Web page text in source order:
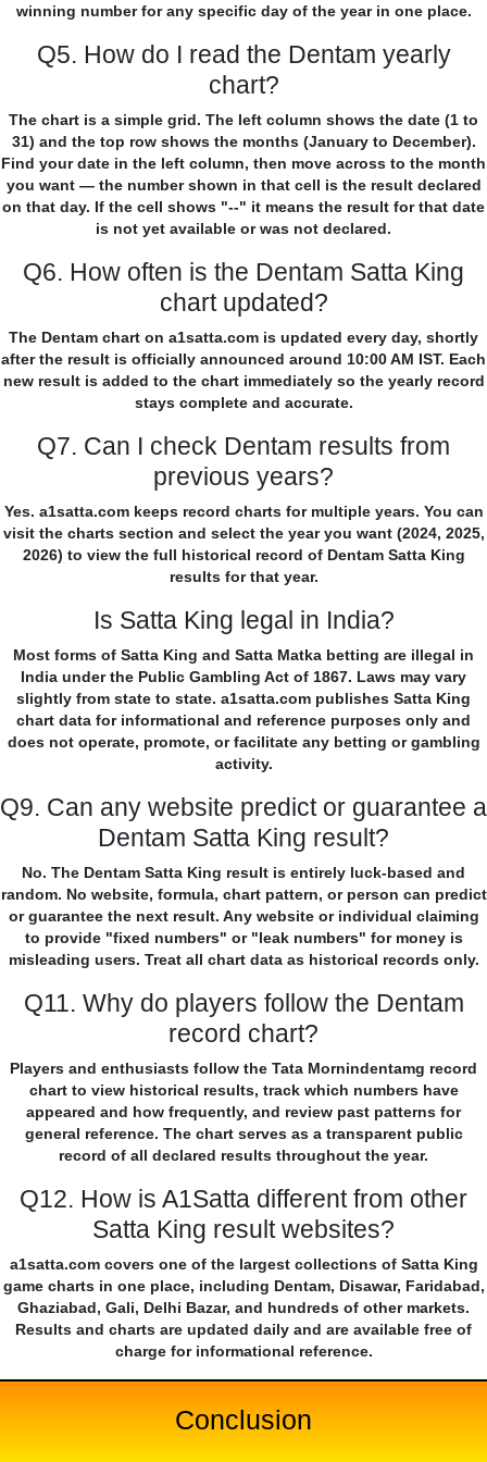
winning number for any specific day of the year in one place.
Q5. How do I read the Dentam yearly
chart?
The chart is a simple grid. The left column shows the date (1 to
31) and the top row shows the months (January to December).
Find your date in the left column, then move across to the month
you want — the number shown in that cell is the result declared
on that day. If the cell shows "--" it means the result for that date
is not yet available or was not declared.
Q6. How often is the Dentam Satta King
chart updated?
The Dentam chart on a1satta.com is updated every day, shortly
after the result is officially announced around 10:00 AM IST. Each
new result is added to the chart immediately so the yearly record
stays complete and accurate.
Q7. Can I check Dentam results from
previous years?
Yes. a1satta.com keeps record charts for multiple years. You can
visit the charts section and select the year you want (2024, 2025,
2026) to view the full historical record of Dentam Satta King
results for that year.
Is Satta King legal in India?
Most forms of Satta King and Satta Matka betting are illegal in
India under the Public Gambling Act of 1867. Laws may vary
slightly from state to state. a1satta.com publishes Satta King
chart data for informational and reference purposes only and
does not operate, promote, or facilitate any betting or gambling
activity.
Q9. Can any website predict or guarantee a
Dentam Satta King result?
No. The Dentam Satta King result is entirely luck-based and
random. No website, formula, chart pattern, or person can predict
or guarantee the next result. Any website or individual claiming
to provide "fixed numbers" or "leak numbers" for money is
misleading users. Treat all chart data as historical records only.
Q11. Why do players follow the Dentam
record chart?
Players and enthusiasts follow the Tata Mornindentamg record
chart to view historical results, track which numbers have
appeared and how frequently, and review past patterns for
general reference. The chart serves as a transparent public
record of all declared results throughout the year.
Q12. How is A1Satta different from other
Satta King result websites?
a1satta.com covers one of the largest collections of Satta King
game charts in one place, including Dentam, Disawar, Faridabad,
Ghaziabad, Gali, Delhi Bazar, and hundreds of other markets.
Results and charts are updated daily and are available free of
charge for informational reference.
Conclusion